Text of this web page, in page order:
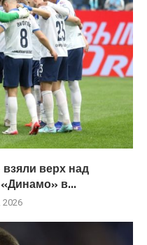
верх над
в...
2026